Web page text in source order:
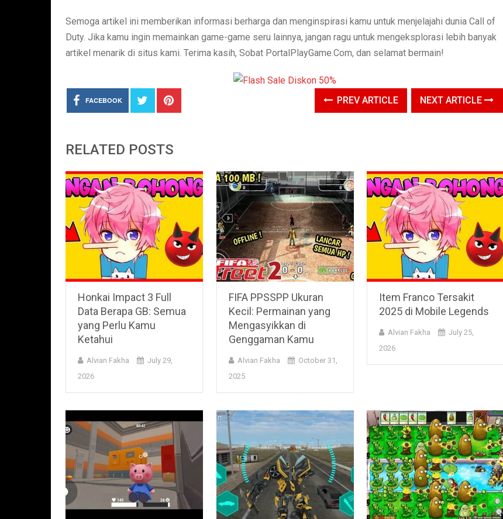
Semoga artikel ini memberikan informasi berharga dan menginspirasi kamu untuk menjelajahi dunia Call of
Duty. Jika kamu ingin memainkan game-game seru lainnya, jangan ragu untuk mengeksplorasi lebih banyak
artikel menarik di situs kami. Terima kasih, Sobat PortalPlayGame.Com, dan selamat bermain!
FACEBOOK PREV ARTICLE NEXT ARTICLE
RELATED POSTS
Honkai Impact 3 Full
Data Berapa GB: Semua
yang Perlu Kamu
Ketahui
Alvian Fakha
July 29,
2026
FIFA PPSSPP Ukuran
Kecil: Permainan yang
Mengasyikkan di
Genggaman Kamu
Alvian Fakha
October 31,
2025
Item Franco Tersakit
2025 di Mobile Legends
Alvian Fakha
July 25,
2026